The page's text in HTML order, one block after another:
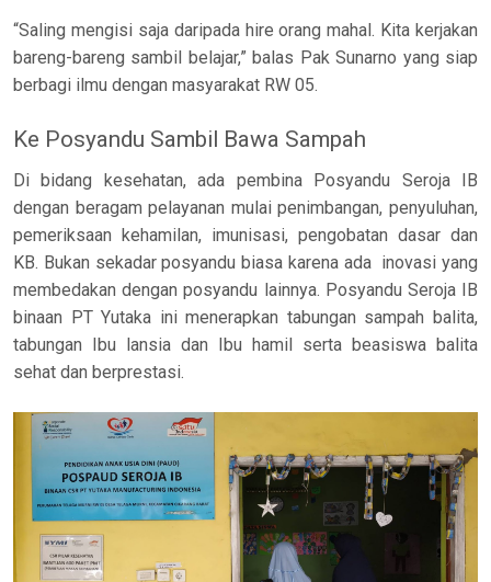
“Saling mengisi saja daripada hire orang mahal. Kita kerjakan
bareng-bareng sambil belajar,” balas Pak Sunarno yang siap
berbagi ilmu dengan masyarakat RW 05.
Ke Posyandu Sambil Bawa Sampah
Di bidang kesehatan, ada pembina Posyandu Seroja IB
dengan beragam pelayanan mulai penimbangan, penyuluhan,
pemeriksaan kehamilan, imunisasi, pengobatan dasar dan
KB. Bukan sekadar posyandu biasa karena ada inovasi yang
membedakan dengan posyandu lainnya. Posyandu Seroja IB
binaan PT Yutaka ini menerapkan tabungan sampah balita,
tabungan Ibu lansia dan Ibu hamil serta beasiswa balita
sehat dan berprestasi.